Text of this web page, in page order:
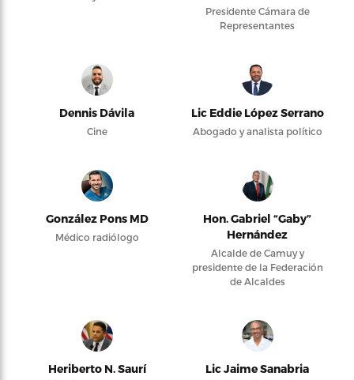
Presidente Cámara de
Representantes
Dennis Dávila
Cine
Lic Eddie López Serrano
Abogado y analista político
González Pons MD
Médico radiólogo
Hon. Gabriel “Gaby”
Hernández
Alcalde de Camuy y
presidente de la Federación
de Alcaldes
Heriberto N. Saurí Lic Jaime Sanabria